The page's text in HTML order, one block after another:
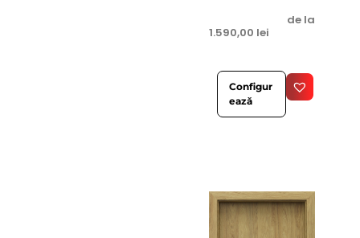
de la
1.590,00 lei
Configur
ează